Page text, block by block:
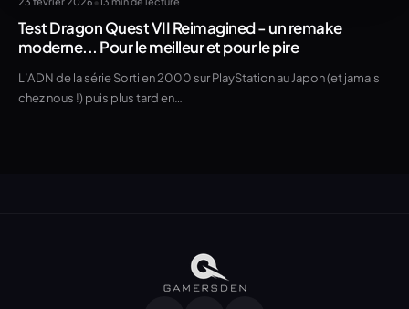
Test Dragon Quest VII Reimagined - un remake
moderne... Pour le meilleur et pour le pire
L’ADN de la série Sorti en 2000 sur PlayStation au Japon (et jamais
chez nous !) puis plus tard en…